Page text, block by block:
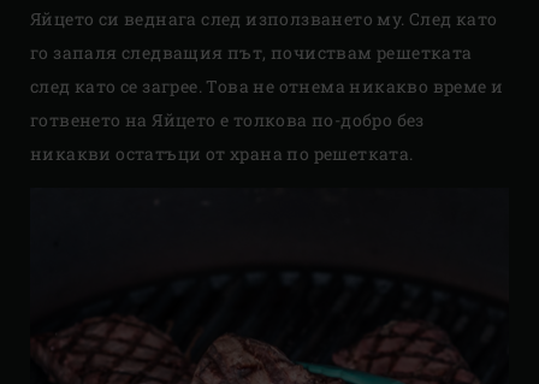
Яйцето си веднага след използването му. След като
го запаля следващия път, почиствам решетката
след като се загрее. Това не отнема никакво време и
готвенето на Яйцето е толкова по-добро без
никакви остатъци от храна по решетката.